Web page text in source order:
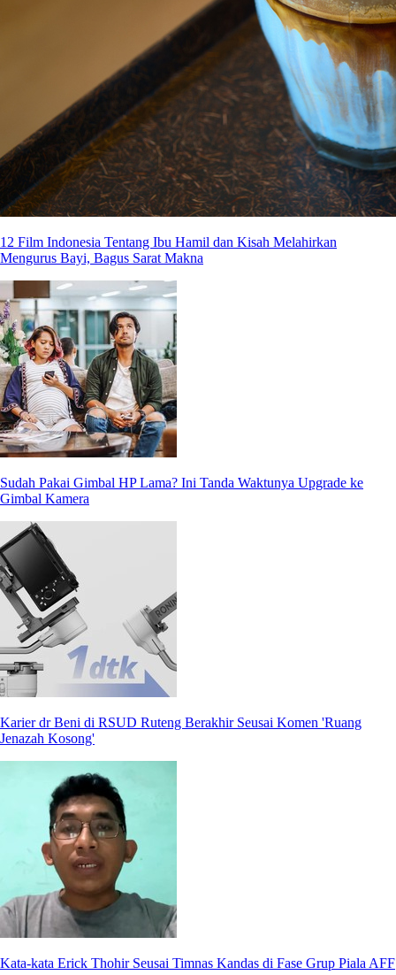
12 Film Indonesia Tentang Ibu Hamil dan Kisah Melahirkan
Mengurus Bayi, Bagus Sarat Makna
Sudah Pakai Gimbal HP Lama? Ini Tanda Waktunya Upgrade ke
Gimbal Kamera
Karier dr Beni di RSUD Ruteng Berakhir Seusai Komen 'Ruang
Jenazah Kosong'
Kata-kata Erick Thohir Seusai Timnas Kandas di Fase Grup Piala AFF